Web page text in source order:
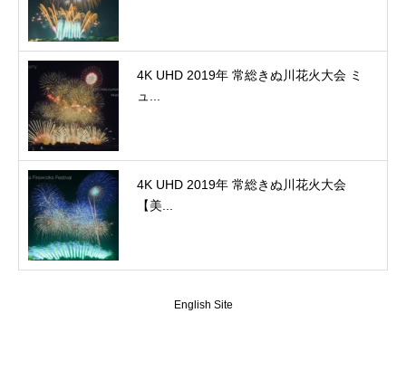
4K UHD 2019年 常総きぬ川花火大会 ミ
ュ...
4K UHD 2019年 常総きぬ川花火大会
【美...
English Site